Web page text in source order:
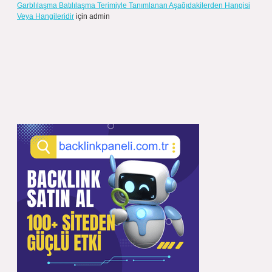
Garblılaşma Batılılaşma Terimiyle Tanımlanan Aşağıdakilerden Hangisi
Veya Hangileridir için admin